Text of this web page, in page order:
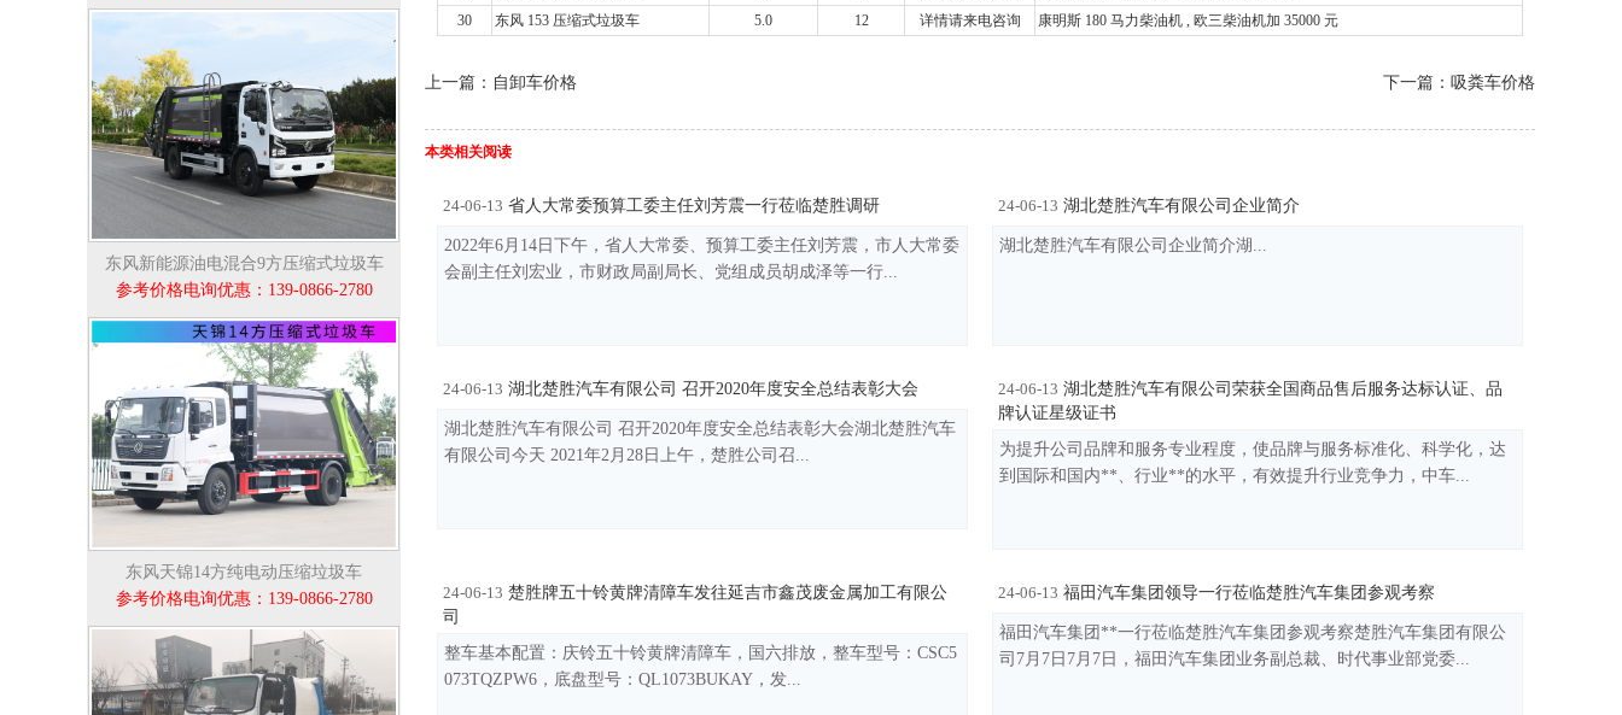
东风新能源油电混合9方压缩式垃圾车
参考价格电询优惠：139-0866-2780
东风天锦14方纯电动压缩垃圾车
参考价格电询优惠：139-0866-2780
30
东风 153 压缩式垃圾车 5.0 12 详情请来电咨询 康明斯 180 马力柴油机 , 欧三柴油机加 35000 元
上一篇：自卸车价格 下一篇：吸粪车价格
本类相关阅读
24-06-13 省人大常委预算工委主任刘芳震一行莅临楚胜调研
2022年6月14日下午，省人大常委、预算工委主任刘芳震，市人大常委
会副主任刘宏业，市财政局副局长、党组成员胡成泽等一行...
24-06-13 湖北楚胜汽车有限公司企业简介
湖北楚胜汽车有限公司企业简介湖...
24-06-13 湖北楚胜汽车有限公司 召开2020年度安全总结表彰大会
湖北楚胜汽车有限公司 召开2020年度安全总结表彰大会湖北楚胜汽车
有限公司今天 2021年2月28日上午，楚胜公司召...
24-06-13 湖北楚胜汽车有限公司荣获全国商品售后服务达标认证、品
牌认证星级证书
为提升公司品牌和服务专业程度，使品牌与服务标准化、科学化，达
到国际和国内**、行业**的水平，有效提升行业竞争力，中车...
24-06-13 楚胜牌五十铃黄牌清障车发往延吉市鑫茂废金属加工有限公
司
整车基本配置：庆铃五十铃黄牌清障车，国六排放，整车型号：CSC5
073TQZPW6，底盘型号：QL1073BUKAY，发...
24-06-13 福田汽车集团领导一行莅临楚胜汽车集团参观考察
福田汽车集团**一行莅临楚胜汽车集团参观考察楚胜汽车集团有限公
司7月7日7月7日，福田汽车集团业务副总裁、时代事业部党委...